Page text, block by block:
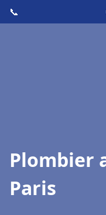
📞
Plombier
Paris